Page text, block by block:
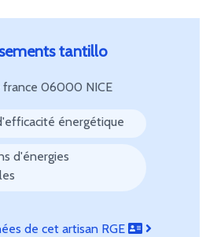
tantillo
06000 NICE
énergétique
d'énergies
de cet artisan RGE